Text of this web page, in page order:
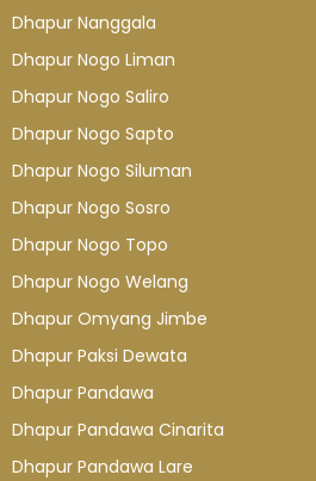
Dhapur Nanggala
Dhapur Nogo Liman
Dhapur Nogo Saliro
Dhapur Nogo Sapto
Dhapur Nogo Siluman
Dhapur Nogo Sosro
Dhapur Nogo Topo
Dhapur Nogo Welang
Dhapur Omyang Jimbe
Dhapur Paksi Dewata
Dhapur Pandawa
Dhapur Pandawa Cinarita
Dhapur Pandawa Lare